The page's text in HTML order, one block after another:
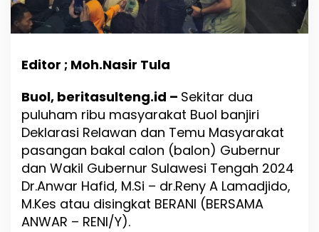
d
K
n
s
e
P
a
s
Editor ; Moh.Nasir Tula
Buol, beritasulteng.id – Sekitar dua
puluham ribu masyarakat Buol banjiri
Deklarasi Relawan dan Temu Masyarakat
pasangan bakal calon (balon) Gubernur
dan Wakil Gubernur Sulawesi Tengah 2024
Dr.Anwar Hafid, M.Si – dr.Reny A Lamadjido,
M.Kes atau disingkat BERANI (BERSAMA
ANWAR – RENI/Y).